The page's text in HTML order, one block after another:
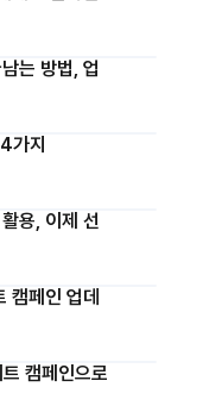
는 방법, 업
가지
용, 이제 선
캠페인 업데
캠페인으로